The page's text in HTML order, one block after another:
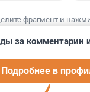
фрагмент и
71
за комментарии
Подробнее в